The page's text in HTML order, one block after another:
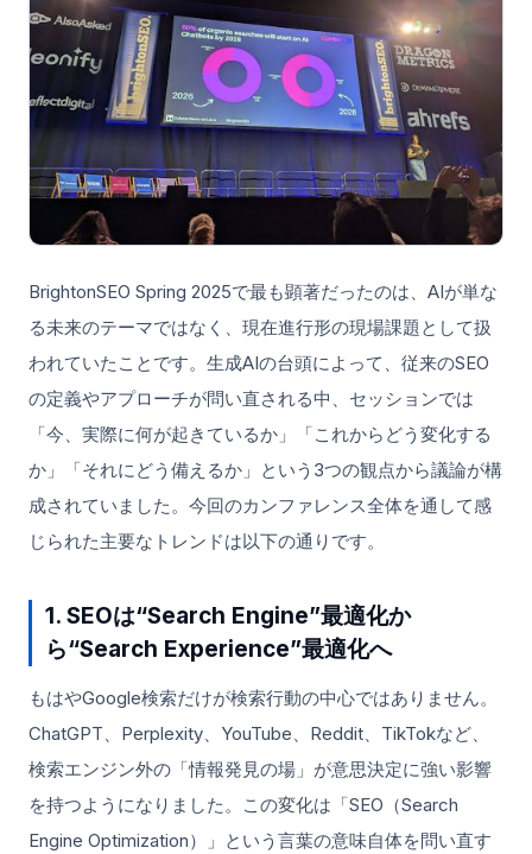
BrightonSEO Spring 2025で最も顕著だったのは、AIが単な
る未来のテーマではなく、現在進行形の現場課題として扱
われていたことです。生成AIの台頭によって、従来のSEO
の定義やアプローチが問い直される中、セッションでは
「今、実際に何が起きているか」「これからどう変化する
か」「それにどう備えるか」という3つの観点から議論が構
成されていました。今回のカンファレンス全体を通して感
じられた主要なトレンドは以下の通りです。
1. SEOは“Search Engine”最適化か
ら“Search Experience”最適化へ
もはやGoogle検索だけが検索行動の中心ではありません。
ChatGPT、Perplexity、YouTube、Reddit、TikTokなど、
検索エンジン外の「情報発見の場」が意思決定に強い影響
を持つようになりました。この変化は「SEO（Search
Engine Optimization）」という言葉の意味自体を問い直す